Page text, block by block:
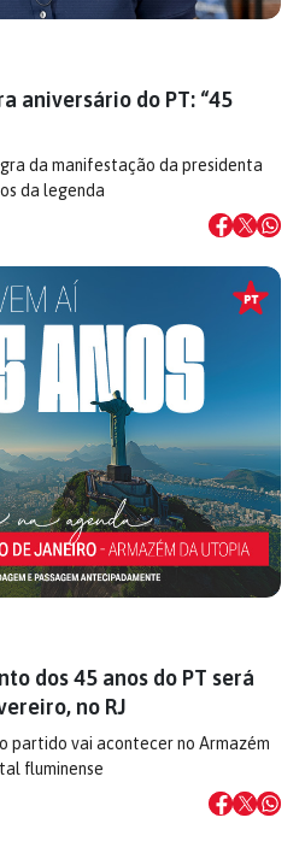
aniversário do PT: “45
da manifestação da presidenta
da legenda
dos 45 anos do PT será
no RJ
partido vai acontecer no Armazém
fluminense